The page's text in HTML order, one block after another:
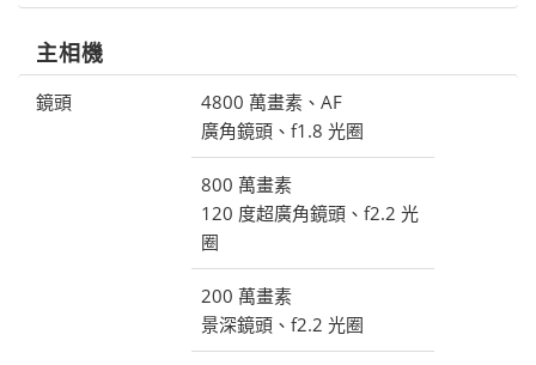
主相機
鏡頭
4800 萬畫素、AF
廣角鏡頭、f1.8 光圈
800 萬畫素
120 度超廣角鏡頭、f2.2 光
圈
200 萬畫素
景深鏡頭、f2.2 光圈